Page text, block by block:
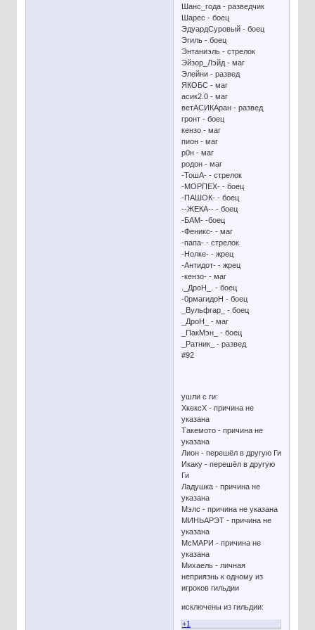
Шанс_года - разведчик
Шарес - боец
ЭдуардСуровый - боец
Эгиль - боец
Энтаниэль - стрелок
Эйзор_Лэйд - маг
Элейни - развед
ЯКОБС - маг
асик2.0 - маг
ветАСИКАран - развед
гронт - боец
кензо - маг
пион - маг
р0н - маг
родон - маг
-ТошА- - стрелок
-МОРПЕХ- - боец
-ПАШОК- - боец
--ЖЕКА-- - боец
-БАМ- -боец
-Феникс- - маг
-папа- - стрелок
-Нолке- - жрец
-Антидот- - жрец
-кензо- - маг
._ДроН_. - боец
-0рмагидоН - боец
_Вульфгар_ - боец
_ДроН_ - маг
_ПакМэн_ - боец
_Ратник_ - развед
#92
ушли с ги:
ХкексХ - причина не
указана
Такемото - причина не
указана
Лион - перешёл в другую Ги
Икаку - перешёл в другую
Ги
Ладушка - причина не
указана
Мэлс - причина не указана
МИНЬАРЭТ - причина не
указана
МсМАРИ - причина не
указана
Михаель - личная
неприязнь к одному из
игроков гильдии
исключены из гильдии:
+1